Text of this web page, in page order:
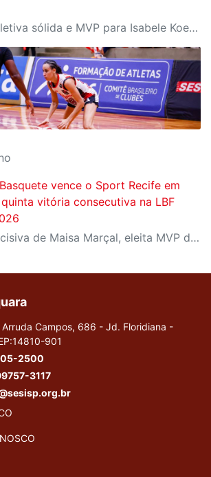
Com atuação coletiva sólida e MVP para Isabele Koerich, o Sesi Araraquara venceu o Salvador Basketball por 77 a 45, jogando em casa na noite desta terça-feira (12/05).
vence o Sport Recife em
vitória consecutiva na LBF
Com atuação decisiva de Maisa Marçal, eleita MVP da partida, o Sesi Araraquara superou o Sport/Uninassau/Inst. Todos por 73 a 65, jogando em seus domínios, na tarde do último sábado (09/05).
Campos, 686 - Jd. Floridiana -
901
2500
3117